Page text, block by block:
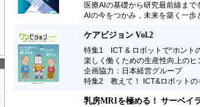
医療AIの基礎から研究最前線ま
AIの今をつかみ，未来を築く一歩
ケアビジョン Vol.2
特集1 ICT & ロボットで“ホント
楽しく働くための生産性向上のヒ
企画協力：日本経営グループ
特集2 教えて！ ICT&ロボットの
乳房MRIを極める！ サーベイ